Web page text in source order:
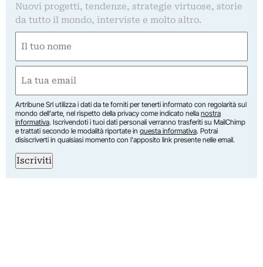
Nuovi progetti, tendenze, strategie virtuose, storie
da tutto il mondo, interviste e molto altro.
(Obbligatorio)
Nome
(Obbligatorio)
Artribune Srl utilizza i dati da te forniti per tenerti informato con regolarità sul
mondo dell'arte, nel rispetto della privacy come indicato nella nostra
informativa. Iscrivendoti i tuoi dati personali verranno trasferiti su MailChimp
e trattati secondo le modalità riportate in questa informativa. Potrai
disiscriverti in qualsiasi momento con l'apposito link presente nelle email.
Iscriviti